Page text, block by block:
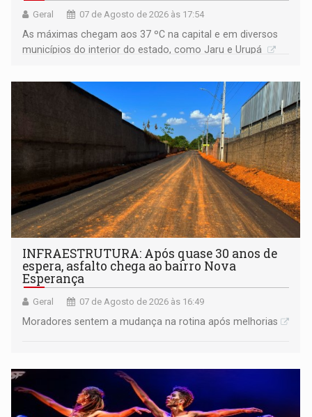
Geral 07 de Agosto de 2026 às 17:54
As máximas chegam aos 37 ºC na capital e em diversos
municípios do interior do estado, como Jaru e Urupá
INFRAESTRUTURA: Após quase 30 anos de
espera, asfalto chega ao bairro Nova
Esperança
Geral 07 de Agosto de 2026 às 16:49
Moradores sentem a mudança na rotina após melhorias